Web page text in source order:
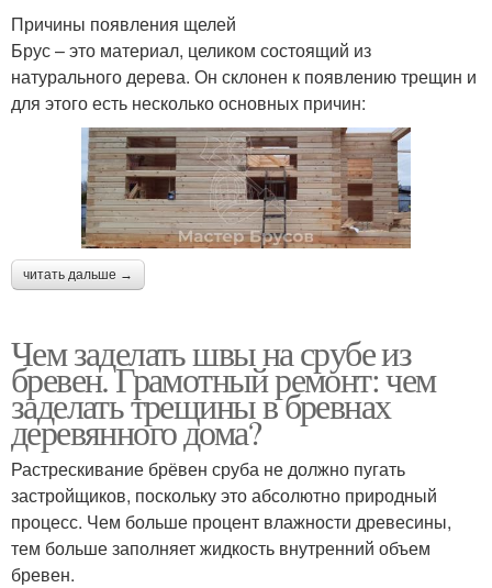
Причины появления щелей
Брус – это материал, целиком состоящий из
натурального дерева. Он склонен к появлению трещин и
для этого есть несколько основных причин:
читать дальше →
Чем заделать швы на срубе из
бревен. Грамотный ремонт: чем
заделать трещины в бревнах
деревянного дома?
Растрескивание брёвен сруба не должно пугать
застройщиков, поскольку это абсолютно природный
процесс. Чем больше процент влажности древесины,
тем больше заполняет жидкость внутренний объем
бревен.